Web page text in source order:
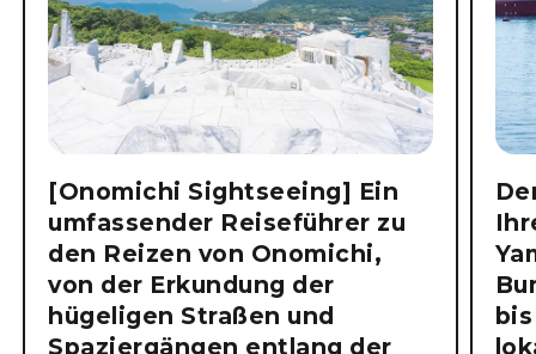
[Onomichi Sightseeing] Ein
umfassender Reiseführer zu
den Reizen von Onomichi,
von der Erkundung der
hügeligen Straßen und
Spaziergängen entlang der